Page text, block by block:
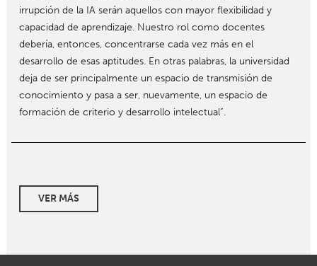
irrupción de la IA serán aquellos con mayor flexibilidad y
capacidad de aprendizaje. Nuestro rol como docentes
debería, entonces, concentrarse cada vez más en el
desarrollo de esas aptitudes. En otras palabras, la universidad
deja de ser principalmente un espacio de transmisión de
conocimiento y pasa a ser, nuevamente, un espacio de
formación de criterio y desarrollo intelectual”.
VER MÁS